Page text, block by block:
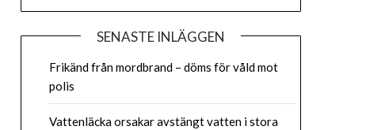
SENASTE INLÄGGEN
Frikänd från mordbrand – döms för våld mot
polis
Vattenläcka orsakar avstängt vatten i stora